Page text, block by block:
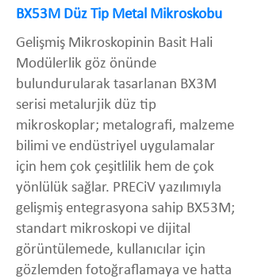
BX53M Düz Tip Metal Mikroskobu
Gelişmiş Mikroskopinin Basit Hali
Modülerlik göz önünde
bulundurularak tasarlanan BX3M
serisi metalurjik düz tip
mikroskoplar; metalografi, malzeme
bilimi ve endüstriyel uygulamalar
için hem çok çeşitlilik hem de çok
yönlülük sağlar. PRECiV yazılımıyla
gelişmiş entegrasyona sahip BX53M;
standart mikroskopi ve dijital
görüntülemede, kullanıcılar için
gözlemden fotoğraflamaya ve hatta